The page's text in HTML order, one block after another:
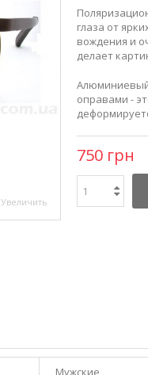
Увеличить
глаза от
вождения и
делает
оправами -
750 грн
Мужские